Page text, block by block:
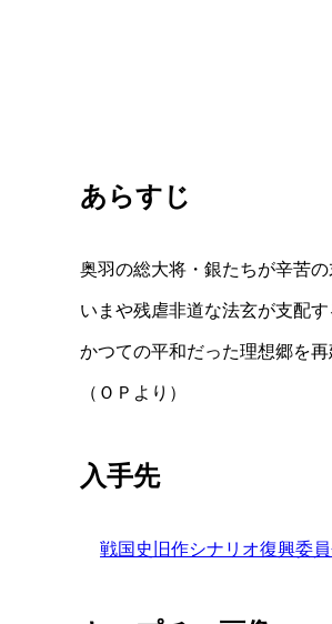
あらすじ
奥羽の総大将・銀たちが辛苦
いまや残虐非道な法玄が支配す
かつての平和だった理想郷を
（ＯＰより）
入手先
戦国史旧作シナリオ復興委